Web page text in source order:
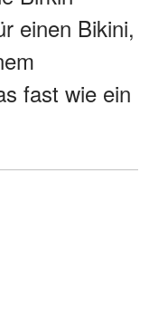
einen Bikini,
fast wie ein